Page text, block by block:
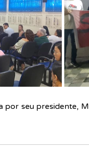
por seu presidente,